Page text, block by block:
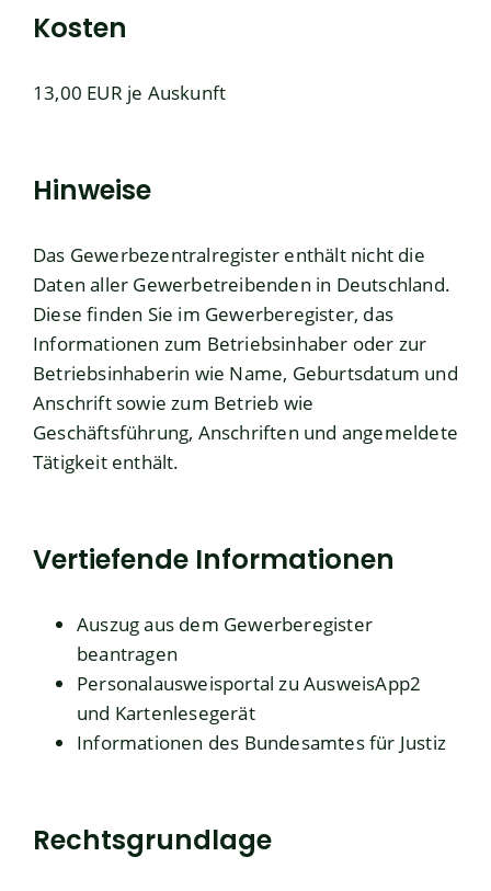
Kosten
13,00 EUR je Auskunft
Hinweise
Das Gewerbezentralregister enthält nicht die
Daten aller Gewerbetreibenden in Deutschland.
Diese finden Sie im Gewerberegister, das
Informationen zum Betriebsinhaber oder zur
Betriebsinhaberin wie Name, Geburtsdatum und
Anschrift sowie zum Betrieb wie
Geschäftsführung, Anschriften und angemeldete
Tätigkeit enthält.
Vertiefende Informationen
Auszug aus dem Gewerberegister
beantragen
Personalausweisportal zu AusweisApp2
und Kartenlesegerät
Informationen des Bundesamtes für Justiz
Rechtsgrundlage